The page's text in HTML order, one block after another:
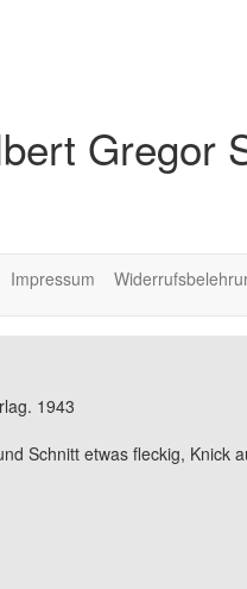
Gregor
Impressum
1943
Schnitt etwas fleckig, Knick